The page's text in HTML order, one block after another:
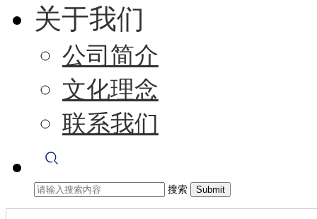
关于我们
公司简介
文化理念
联系我们
搜索